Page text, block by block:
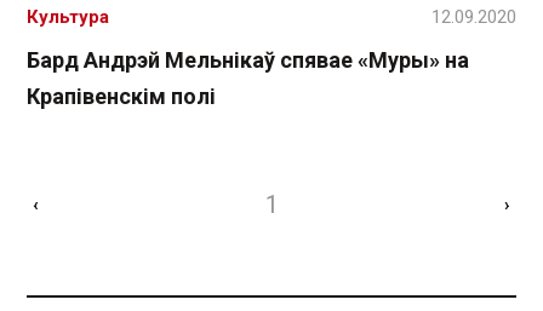
Бард Андрэй Мельнікаў спявае «Муры» на
Крапівенскім полі
Культура 12.09.2020
‹ 1 ›